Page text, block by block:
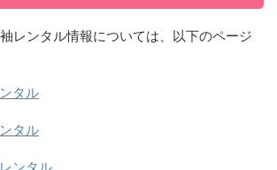
レンタル情報については、以下のページ
タル
タル